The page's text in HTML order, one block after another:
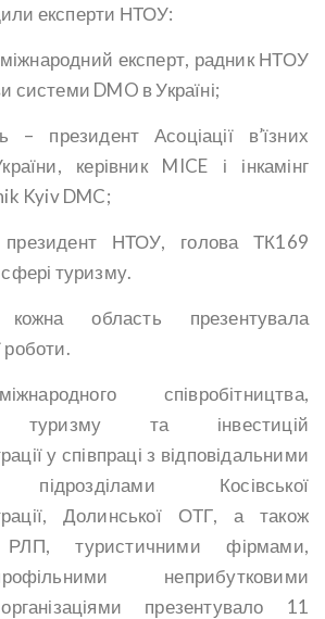
експерти НТОУ:
експерт, радник НТОУ
системи DMO в Україні;
– президент Асоціації в’їзних
керівник MICE і інкамінг
Kyiv DMC;
президент НТОУ, голова ТК169
сфері туризму.
область презентувала
роботи.
співробітництва,
туризму та інвестицій
у співпраці з відповідальними
підрозділами Косівської
Долинської ОТГ, а також
РЛП, туристичними фірмами,
неприбутковими
презентувало 11